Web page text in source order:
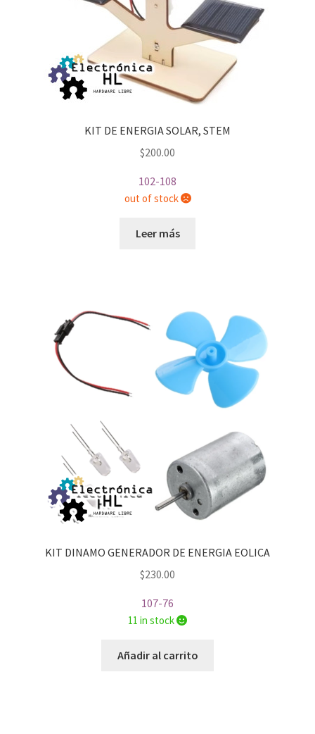
KIT DE ENERGIA SOLAR, STEM
$200.00
102-108
out of stock
Leer más
KIT DINAMO GENERADOR DE ENERGIA EOLICA
$230.00
107-76
11 in stock
Añadir al carrito